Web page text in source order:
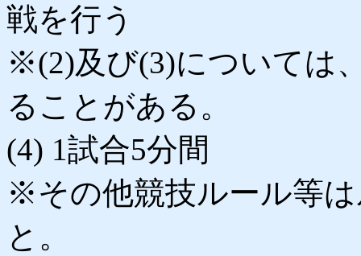
戦を行う
※(2)及び(3)については
ることがある。
(4) 1試合5分間
※その他競技ルール等
と。